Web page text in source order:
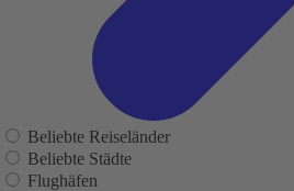
Beliebte Reiseländer
Beliebte Städte
Flughäfen